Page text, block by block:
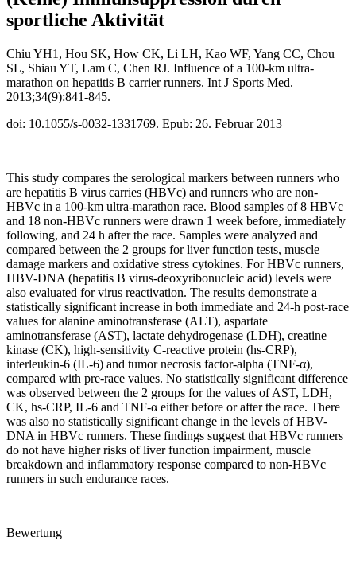
sportliche Aktivität
Chiu YH1, Hou SK, How CK, Li LH, Kao WF, Yang CC, Chou
SL, Shiau YT, Lam C, Chen RJ. Influence of a 100-km ultra-
marathon on hepatitis B carrier runners. Int J Sports Med.
2013;34(9):841-845.
doi: 10.1055/s-0032-1331769. Epub: 26. Februar 2013
This study compares the serological markers between runners who
are hepatitis B virus carries (HBVc) and runners who are non-
HBVc in a 100-km ultra-marathon race. Blood samples of 8 HBVc
and 18 non-HBVc runners were drawn 1 week before, immediately
following, and 24 h after the race. Samples were analyzed and
compared between the 2 groups for liver function tests, muscle
damage markers and oxidative stress cytokines. For HBVc runners,
HBV-DNA (hepatitis B virus-deoxyribonucleic acid) levels were
also evaluated for virus reactivation. The results demonstrate a
statistically significant increase in both immediate and 24-h post-race
values for alanine aminotransferase (ALT), aspartate
aminotransferase (AST), lactate dehydrogenase (LDH), creatine
kinase (CK), high-sensitivity C-reactive protein (hs-CRP),
interleukin-6 (IL-6) and tumor necrosis factor-alpha (TNF-α),
compared with pre-race values. No statistically significant difference
was observed between the 2 groups for the values of AST, LDH,
CK, hs-CRP, IL-6 and TNF-α either before or after the race. There
was also no statistically significant change in the levels of HBV-
DNA in HBVc runners. These findings suggest that HBVc runners
do not have higher risks of liver function impairment, muscle
breakdown and inflammatory response compared to non-HBVc
runners in such endurance races.
Bewertung